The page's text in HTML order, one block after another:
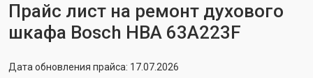
Прайс лист на ремонт духового
шкафа Bosch HBA 63A223F
Дата обновления прайса: 17.07.2026